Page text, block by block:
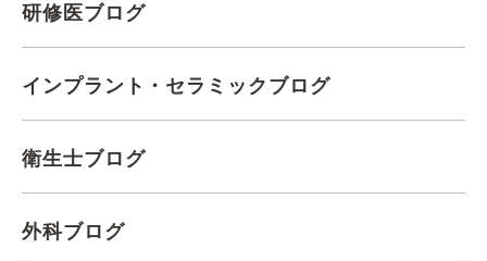
研修医ブログ
インプラント・セラミックブログ
衛生士ブログ
外科ブログ